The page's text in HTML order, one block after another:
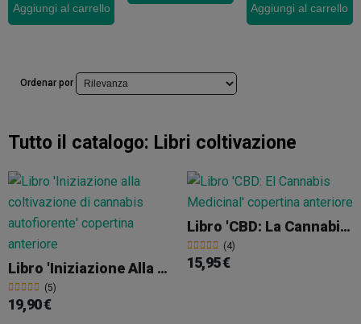
Aggiungi al carrello Aggiungi al carrello
Ordenar por
Tutto il catalogo: Libri coltivazione
Libro 'Iniziazione Alla Coltivazione Di Cannabis Autofiorente'
(5)
19,90 €
Libro 'CBD: La Cannabis Medicinale'
(4)
15,95 €